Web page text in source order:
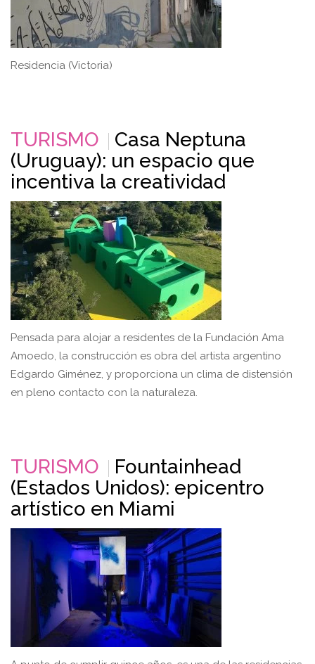
Residencia (Victoria)
TURISMO
Casa Neptuna
(Uruguay): un espacio que
incentiva la creatividad
Pensada para alojar a residentes de la Fundación Ama
Amoedo, la construcción es obra del artista argentino
Edgardo Giménez, y proporciona un clima de distensión
en pleno contacto con la naturaleza.
TURISMO
Fountainhead
(Estados Unidos): epicentro
artístico en Miami